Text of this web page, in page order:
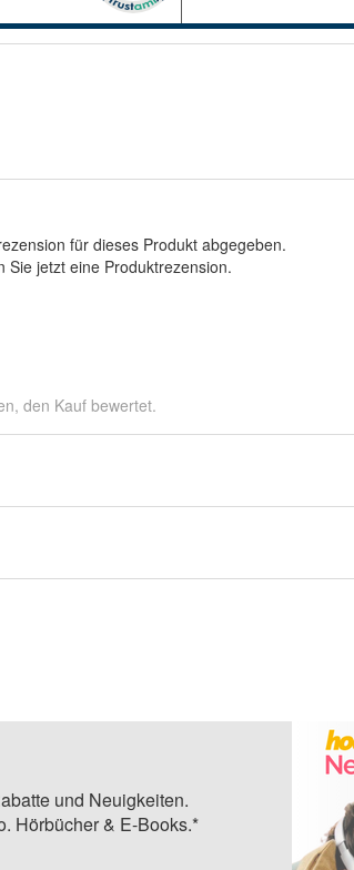
für dieses Produkt abgegeben.
Sie jetzt eine Produktrezension.
den Kauf bewertet.
und Neuigkeiten.
Hörbücher & E-Books.*